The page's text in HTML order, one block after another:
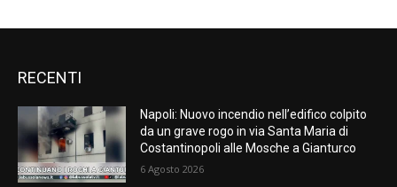
RECENTI
Napoli: Nuovo incendio nell’edifico colpito
da un grave rogo in via Santa Maria di
Costantinopoli alle Mosche a Gianturco
6 Agosto 2026